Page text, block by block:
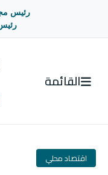
رئيس
القائمة
اقتصاد محلي